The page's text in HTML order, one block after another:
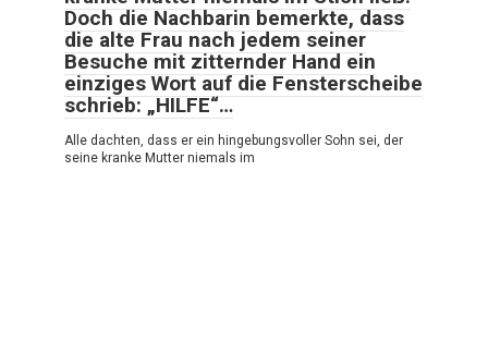
Doch die Nachbarin bemerkte, dass
die alte Frau nach jedem seiner
Besuche mit zitternder Hand ein
einziges Wort auf die Fensterscheibe
schrieb: „HILFE“…
Alle dachten, dass er ein hingebungsvoller Sohn sei, der
seine kranke Mutter niemals im